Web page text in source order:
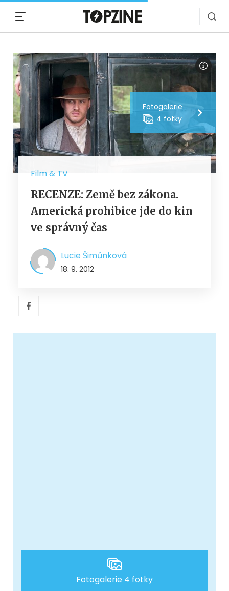
Fotogalerie
4 fotky
Film & TV
RECENZE: Země bez zákona.
Americká prohibice jde do kin
ve správný čas
Lucie Šimůnková
18. 9. 2012
Fotogalerie 4 fotky